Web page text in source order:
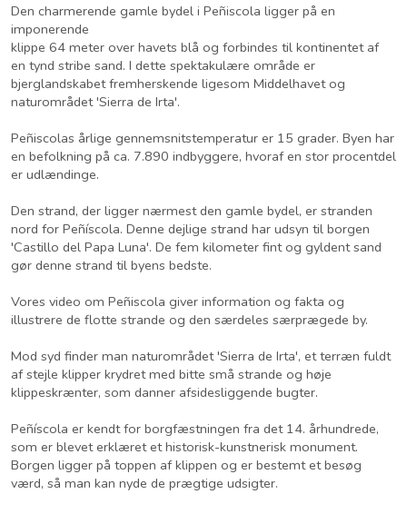
Den charmerende gamle bydel i Peñiscola ligger på en
imponerende
klippe 64 meter over havets blå og forbindes til kontinentet af
en tynd stribe sand. I dette spektakulære område er
bjerglandskabet fremherskende ligesom Middelhavet og
naturområdet 'Sierra de Irta'.
Peñiscolas årlige gennemsnitstemperatur er 15 grader. Byen har
en befolkning på ca. 7.890 indbyggere, hvoraf en stor procentdel
er udlændinge.
Den strand, der ligger nærmest den gamle bydel, er stranden
nord for Peñíscola. Denne dejlige strand har udsyn til borgen
'Castillo del Papa Luna'. De fem kilometer fint og gyldent sand
gør denne strand til byens bedste.
Vores video om Peñiscola giver information og fakta og
illustrere de flotte strande og den særdeles særprægede by.
Mod syd finder man naturområdet 'Sierra de Irta', et terræn fuldt
af stejle klipper krydret med bitte små strande og høje
klippeskrænter, som danner afsidesliggende bugter.
Peñíscola er kendt for borgfæstningen fra det 14. århundrede,
som er blevet erklæret et historisk-kunstnerisk monument.
Borgen ligger på toppen af klippen og er bestemt et besøg
værd, så man kan nyde de prægtige udsigter.